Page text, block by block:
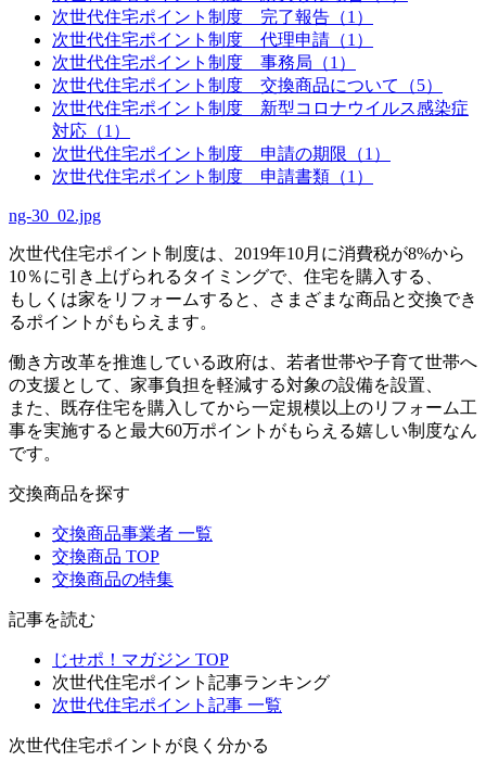
次世代住宅ポイント制度 完了報告（1）
次世代住宅ポイント制度 代理申請（1）
次世代住宅ポイント制度 事務局（1）
次世代住宅ポイント制度 交換商品について（5）
次世代住宅ポイント制度 新型コロナウイルス感染症
対応（1）
次世代住宅ポイント制度 申請の期限（1）
次世代住宅ポイント制度 申請書類（1）
ng-30_02.jpg
次世代住宅ポイント制度は、2019年10月に消費税が8%から
10％に引き上げられるタイミングで、住宅を購入する、
もしくは家をリフォームすると、さまざまな商品と交換でき
るポイントがもらえます。
働き方改革を推進している政府は、若者世帯や子育て世帯へ
の支援として、家事負担を軽減する対象の設備を設置、
また、既存住宅を購入してから一定規模以上のリフォーム工
事を実施すると最大60万ポイントがもらえる嬉しい制度なん
です。
交換商品を探す
交換商品事業者 一覧
交換商品 TOP
交換商品の特集
記事を読む
じせポ！マガジン TOP
次世代住宅ポイント記事ランキング
次世代住宅ポイント記事 一覧
次世代住宅ポイントが良く分かる